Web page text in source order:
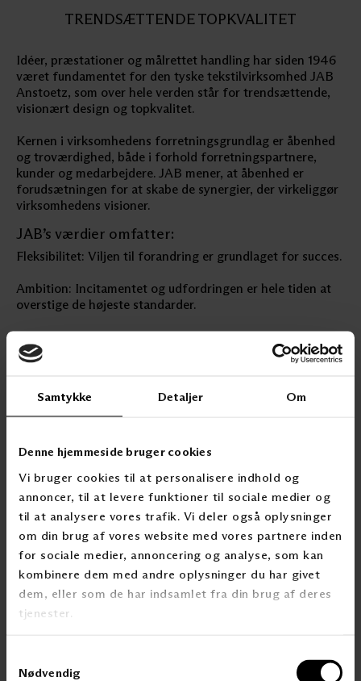
Samtykke Detaljer Om
Denne hjemmeside bruger cookies
Vi bruger cookies til at personalisere indhold og
annoncer, til at levere funktioner til sociale medier og
til at analysere vores trafik. Vi deler også oplysninger
om din brug af vores website med vores partnere inden
for sociale medier, annoncering og analyse, som kan
kombinere dem med andre oplysninger du har givet
dem, eller som de har indsamlet fra din brug af deres
tjenester.
Nødvendig
TRENDSÆTTENDE TOPKVALITET
Idéer, præstationer og målrettet handling har siden 1946
været fundamentet for den tyske tekstilvirksomhed JAB
Anstoetz, som over hele verden står for trendsættende,
visionært design og topkvalitet.
Kernen i virksomhedens forretningsgrundlag er åbenhed
og troværdighed, både i forhold forretningspartnere,
kunder og medarbejdere. JAB mener, at åbenhed er
forudsætningen for at skabe de synergier, der virkeliggør
virksomhedens visioner.
JAB’s værdier omfatter:
Fleksibilitet: Viljen til forandring er grundlaget for succes.
Ambition: Incitamentet og udfordringen er hele tiden at
overstige de højeste standarder.
Menneskelighed: Respektfuld affærd overfor kolleger,
kunder og samarbejdspartnere.
idéer og gode eksempler. Fælles og ærlige
meningsudvekslinger.
Individualitet: Medarbejdernes og partnernes personlige
JAB er loyal overfor sine rødder i Bielefeld, Tyskland,
samtidig med at virksomheden handler, agerer og tænker
internationalt. Virksomheden stræber efter en bæredygtig
udvikling, som både firmaet, samfundet og miljøet har
glæde af.
Uanset om man ønsker at beskytte privatlivets fred i
soveværelset eller har brug for at skærme for solen i
stuen, vil JAB’s design altid tilføre rummet noget ekstra,
forskellige tekstiler.